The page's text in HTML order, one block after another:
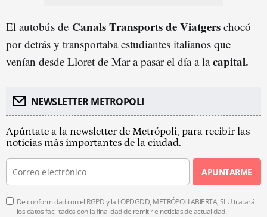
El autobús de Canals Transports de Viatgers chocó
por detrás y transportaba estudiantes italianos que
venían desde Lloret de Mar a pasar el día a lacapital.
NEWSLETTER METROPOLI
Apúntate a la newsletter de Metrópoli, para recibir las
noticias más importantes de la ciudad.
APUNTARME
De conformidad con el RGPD y la LOPDGDD, METRÓPOLI ABIERTA, SLU tratará
los datos facilitados con la finalidad de remitirle noticias de actualidad.